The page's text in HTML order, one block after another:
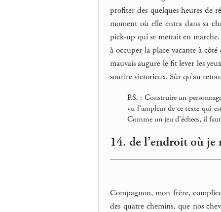
profiter des quelques heures de
moment où elle entra dans sa
pick-up qui se mettait en
à occuper la place vacante à
mauvais augure le fit lever les
sourire victorieux. Sûr qu’au
P.S. : Construire un
vu l’ampleur de ce texte qui
Comme un jeu d’échecs, il
14. de l’endroit où je
Compagnon, mon frère,
des quatre chemins, que nos